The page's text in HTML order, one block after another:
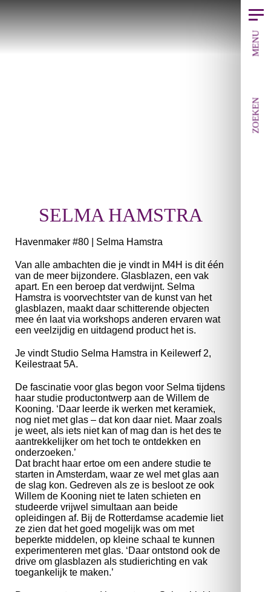
MENU
ZOEKEN
SELMA HAMSTRA
Havenmaker #80 | Selma Hamstra
Van alle ambachten die je vindt in M4H is dit één
van de meer bijzondere. Glasblazen, een vak
apart. En een beroep dat verdwijnt. Selma
Hamstra is voorvechtster van de kunst van het
glasblazen, maakt daar schitterende objecten
mee én laat via workshops anderen ervaren wat
een veelzijdig en uitdagend product het is.
Je vindt Studio Selma Hamstra in Keilewerf 2,
Keilestraat 5A.
De fascinatie voor glas begon voor Selma tijdens
haar studie productontwerp aan de Willem de
Kooning. ‘Daar leerde ik werken met keramiek,
nog niet met glas – dat kon daar niet. Maar zoals
je weet, als iets niet kan of mag dan is het des te
aantrekkelijker om het toch te ontdekken en
onderzoeken.’
Dat bracht haar ertoe om een andere studie te
starten in Amsterdam, waar ze wel met glas aan
de slag kon. Gedreven als ze is besloot ze ook
Willem de Kooning niet te laten schieten en
studeerde vrijwel simultaan aan beide
opleidingen af. Bij de Rotterdamse academie liet
ze zien dat het goed mogelijk was om met
beperkte middelen, op kleine schaal te kunnen
experimenteren met glas. ‘Daar ontstond ook de
drive om glasblazen als studierichting en vak
toegankelijk te maken.’